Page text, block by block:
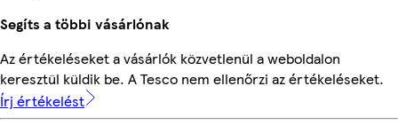
Segíts a többi vásárlónak
Az értékeléseket a vásárlók közvetlenül a weboldalon
keresztül küldik be. A Tesco nem ellenőrzi az értékeléseket.
Írj értékelést